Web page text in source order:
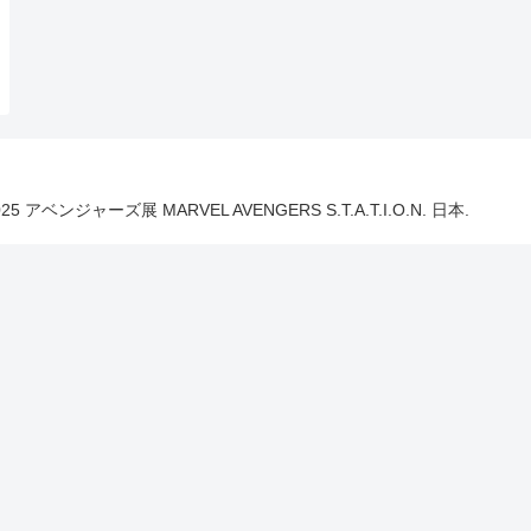
アベンジャーズ展 MARVEL AVENGERS S.T.A.T.I.O.N. 日本.